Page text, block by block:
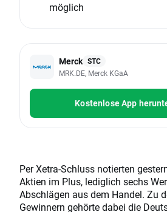
möglich
Merck STC
MRK.DE, Merck KGaA
Kostenlose App
Per Xetra-Schluss notierten
Aktien im Plus, lediglich sechs
Abschlägen aus dem Handel. Zu
Gewinnern gehörte dabei die